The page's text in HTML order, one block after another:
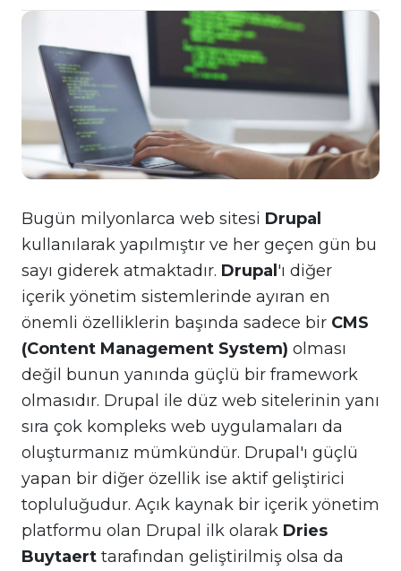
Bugün milyonlarca web sitesi Drupal
kullanılarak yapılmıştır ve her geçen gün bu
sayı giderek atmaktadır. Drupal 'ı diğer
içerik yönetim sistemlerinde ayıran en
önemli özelliklerin başında sadece bir CMS
(Content Management System) olması
değil bunun yanında güçlü bir framework
olmasıdır. Drupal ile düz web sitelerinin yanı
sıra çok kompleks web uygulamaları da
oluşturmanız mümkündür. Drupal'ı güçlü
yapan bir diğer özellik ise aktif geliştirici
topluluğudur. Açık kaynak bir içerik yönetim
platformu olan Drupal ilk olarak Dries
Buytaert tarafından geliştirilmiş olsa da